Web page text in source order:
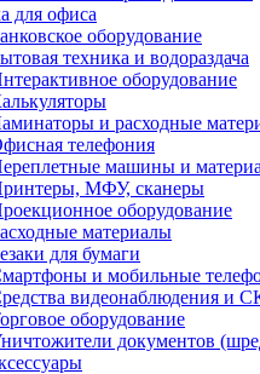
для офиса
оборудование
техника и водораздача
оборудование
и расходные
телефония
машины и
МФУ, сканеры
оборудование
материалы
для бумаги
и мобильные
видеонаблюдения и
оборудование
документов